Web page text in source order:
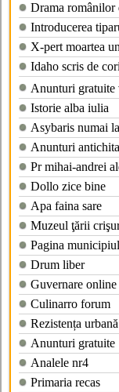
Drama românilor
Introducerea
X-pert moartea
Idaho scris de
Anunturi gratuite
Istorie alba iulia
Asybaris numai
Anunturi
Pr mihai-andrei
Dollo zice bine
Apa faina sare
Muzeul ţării
Pagina
Drum liber
Guvernare online
Culinarro forum
Rezistența urbană
Anunturi gratuite
Analele nr4
Primaria recas